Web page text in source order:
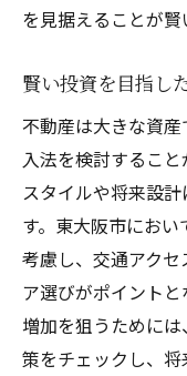
を見据えることが賢
賢い投資を目指し
不動産は大きな資
入法を検討するこ
スタイルや将来設
す。東大阪市にお
考慮し、交通アク
ア選びがポイント
増加を狙うために
策をチェックし、